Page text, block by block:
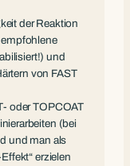
der Reaktion
und
von FAST
oder TOPCOAT
(bei
und man als
erzielen